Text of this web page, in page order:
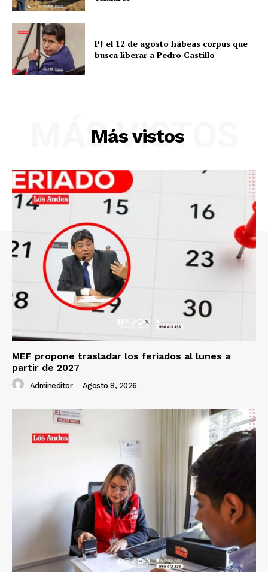
Diario los Andes
Nosotros
Contacto
Prensa
PJ el 12 de agosto hábeas corpus que
busca liberar a Pedro Castillo
Más vistos
MÁS VISTOS
MEF propone trasladar los feriados al lunes a
partir de 2027
Admineditor - Agosto 8, 2026